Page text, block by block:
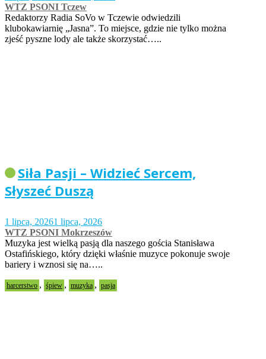
WTZ PSONI Tczew
Redaktorzy Radia SoVo w Tczewie odwiedzili
klubokawiarnię „Jasna”. To miejsce, gdzie nie tylko można
zjeść pyszne lody ale także skorzystać…..
Siła Pasji – Widzieć Sercem,
Słyszeć Duszą
1 lipca, 20261 lipca, 2026
WTZ PSONI Mokrzeszów
Muzyka jest wielką pasją dla naszego gościa Stanisława
Ostafińskiego, który dzięki właśnie muzyce pokonuje swoje
bariery i wznosi się na…..
harcerstwo , śpiew , muzyka , pasja